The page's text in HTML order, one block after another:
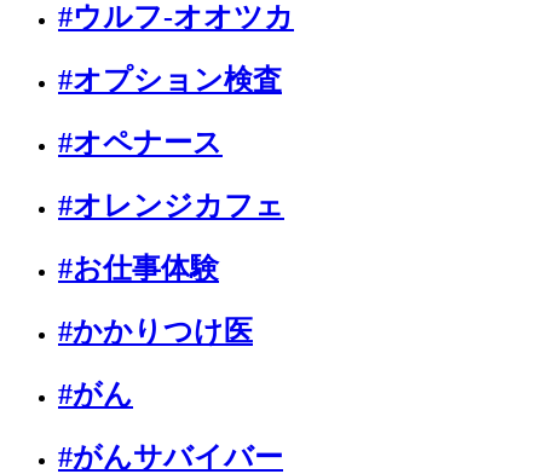
#ウルフ-オオツカ
#オプション検査
#オペナース
#オレンジカフェ
#お仕事体験
#かかりつけ医
#がん
#がんサバイバー